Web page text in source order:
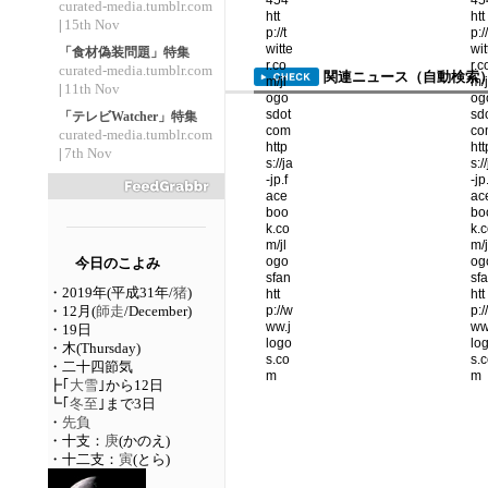
関連ニュース（自動検索
curated-media.tumblr.com
15th Nov
「食材偽装問題」特集
curated-media.tumblr.com
11th Nov
「テレビWatcher」特集
curated-media.tumblr.com
7th Nov
今日のこよみ
・2019年(平成31年/猪)
・12月(師走/December)
・19日
・木(Thursday)
・二十四節気
┣｢ 大雪｣から12日
┗｢ 冬至 ｣まで3日
・ 先負
・十支： 庚(かのえ)
・十二支： 寅(とら)